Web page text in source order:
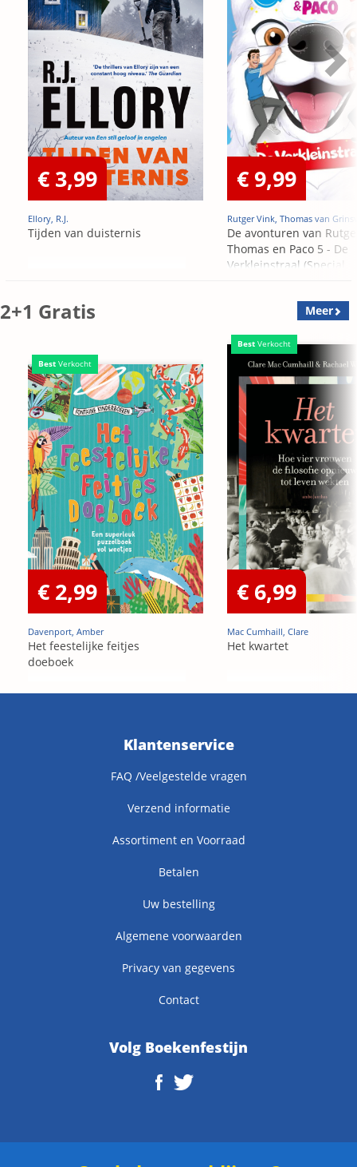
€ 3,99
Ellory, R.J.
Tijden van duisternis
€ 9,99
Rutger Vink, Thomas van
De avonturen van
Thomas en Paco 5 - De
Verkleinstraal (Special
2+1 Gratis Meer
Best Verkocht
€ 2,99
Davenport, Amber
Het feestelijke feitjes
doeboek
Best Verkocht
€ 6,99
Mac Cumhaill, Clare
Het kwartet
Klantenservice
FAQ /Veelgestelde vragen
Verzend informatie
Assortiment en Voorraad
Betalen
Uw bestelling
Algemene voorwaarden
Privacy van gegevens
Contact
Volg Boekenfestijn